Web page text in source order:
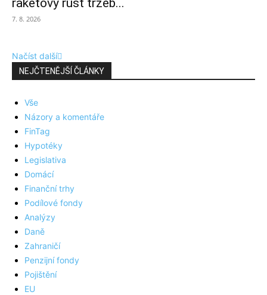
raketový růst tržeb...
7. 8. 2026
Načíst další
NEJČTENĚJŠÍ ČLÁNKY
Vše
Názory a komentáře
FinTag
Hypotéky
Legislativa
Domácí
Finanční trhy
Podílové fondy
Analýzy
Daně
Zahraničí
Penzijní fondy
Pojištění
EU